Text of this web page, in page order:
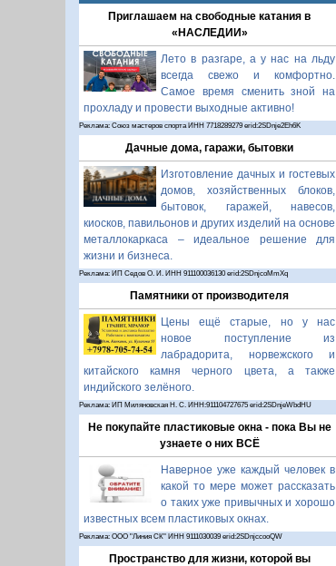
Приглашаем на свободные катания в
«НАСЛЕДИИ»
Лето в разгаре, а у нас на льду
всегда свежо и комфортно.
Самое время сменить зной на
прохладу и провести выходные активно!
Реклама: Союз мастеров спорта ИНН 7718289279 erid:2SDnje2Eh6K
Дачные дома, гаражи, бытовки
Изготовление дачных и гостевых
домов, хозяйственных блоков,
бытовок, гаражей, навесов,
киосков, павильонов и других изделий на основе
металлокаркаса – идеальное решение для
жизни и бизнеса.
Реклама: ИП Седов О. И. ИНН 911100036130 erid:2SDnjcoMmXq
Памятники от производителя
Цены ещё старые, но у нас
новое поступление из
лабрадорита, норвежского и
китайского камня черного цвета, а также
индийского зелёного.
Реклама: ИП Миляновская Н. С. ИНН:911104727675 erid:2SDnjeWbdHU
Не покупайте пластиковые окна - пока Вы не
узнаете о них ВСЁ
Наверное уже каждый человек в
какой то мере может рассказать
о таких уже привычных и хорошо
известных всем пластиковых окнах.
Реклама: ООО "Линия СК" ИНН 9111030039 erid:2SDnjccooQW
Пространство для жизни, которой вы